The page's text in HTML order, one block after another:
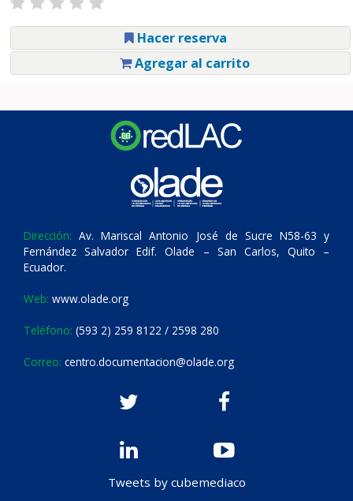
Hacer reserva
Agregar al carrito
Dirección: Av. Mariscal Antonio José de Sucre N58-63 y
Fernández Salvador Edif. Olade – San Carlos, Quito –
Ecuador.
Web: www.olade.org
Teléfono: (593 2) 259 8122 / 2598 280
Correo: centro.documentacion@olade.org
Tweets by cubemediaco